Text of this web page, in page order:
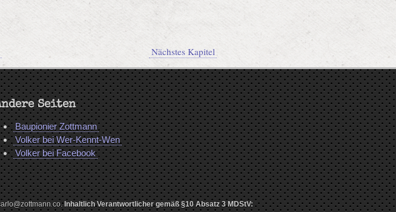
Nächstes Kapitel
Seiten
Baupionier Zottmann
Volker bei Wer-Kennt-Wen
Volker bei Facebook
Inhaltlich Verantwortlicher gemäß §10 Absatz 3 MDStV: